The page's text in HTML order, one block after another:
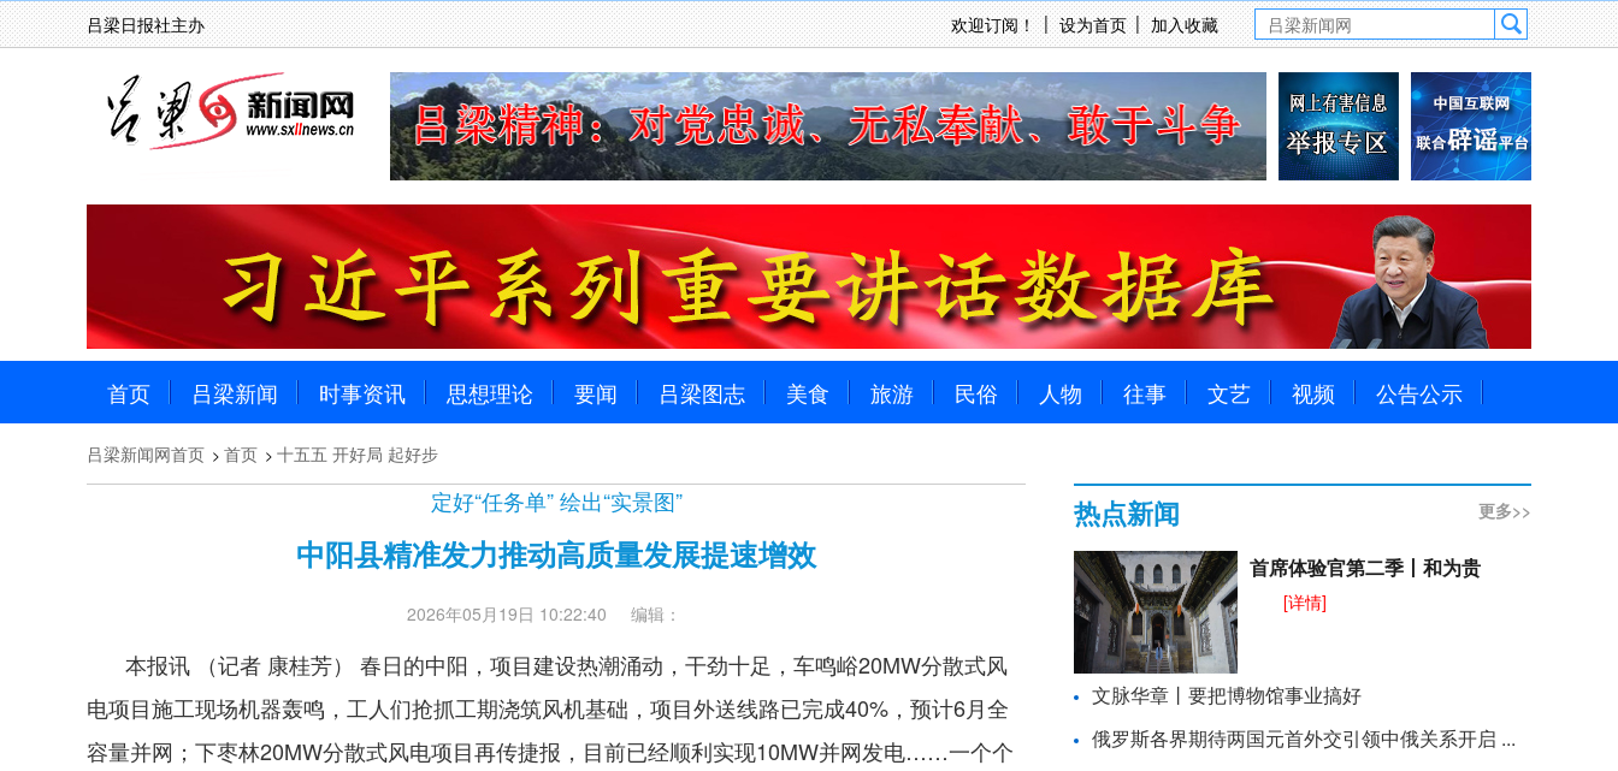
吕梁日报社主办 欢迎订阅！ 设为首页 加入收藏
首页 吕梁新闻 时事资讯 思想理论 要闻 吕梁图志 美食 旅游 民俗 人物 往事 文艺 视频 公告公示
吕梁新闻网首页 > 首页 > 十五五 开好局 起好步
定好“任务单” 绘出“实景图”
中阳县精准发力推动高质量发展提速增效
2026年05月19日 10:22:40 编辑：
本报讯 （记者 康桂芳） 春日的中阳，项目建设热潮涌动，干劲十足，车鸣峪20MW分散式风
电项目施工现场机器轰鸣，工人们抢抓工期浇筑风机基础，项目外送线路已完成40%，预计6月全
容量并网；下枣林20MW分散式风电项目再传捷报，目前已经顺利实现10MW并网发电……一个个
热点新闻 更多>>
首席体验官第二季丨和为贵
[详情]
文脉华章丨要把博物馆事业搞好
俄罗斯各界期待两国元首外交引领中俄关系开启 ...